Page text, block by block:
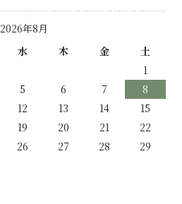
2026年8月
水 木 金 土
1
5 6 7
8
12 13 14
15
19 20 21
22
26 27 28
29